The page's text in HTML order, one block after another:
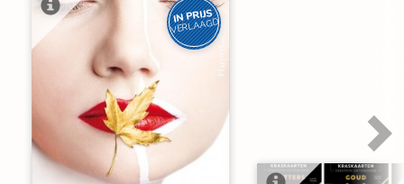
IN PRIJS
VERLAAGD